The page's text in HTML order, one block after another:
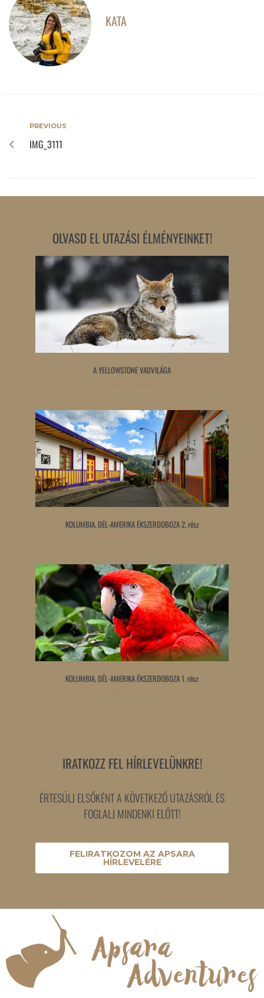
KATA
PREVIOUS
IMG_3111
OLVASD EL UTAZÁSI ÉLMÉNYEINKET!
A YELLOWSTONE VADVILÁGA
KOLUMBIA, DÉL-AMERIKA ÉKSZERDOBOZA 2. rész
KOLUMBIA, DÉL-AMERIKA ÉKSZERDOBOZA 1. rész
IRATKOZZ FEL HÍRLEVELÜNKRE!
ÉRTESÜLJ ELSŐKÉNT A KÖVETKEZŐ UTAZÁSRÓL ÉS
FOGLALJ MINDENKI ELŐTT!
FELIRATKOZOM AZ APSARA
HÍRLEVELÉRE